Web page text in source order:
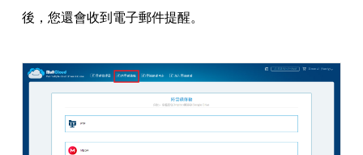
後，您還會收到電子郵件提醒。